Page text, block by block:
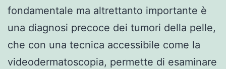
fondamentale ma altrettanto importante è
una diagnosi precoce dei tumori della pelle,
che con una tecnica accessibile come la
videodermatoscopia, permette di esaminare